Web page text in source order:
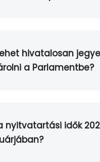
hivatalosan
a Parlamentbe?
nyitvatartási idők